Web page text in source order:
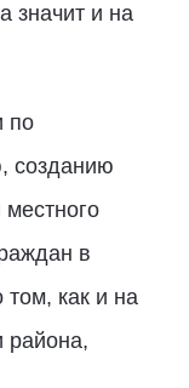
значит и на
по
созданию
в
как и на
района,